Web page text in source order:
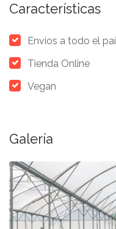
Características
Envíos a todo el
Tienda Online
Vegan
Galería